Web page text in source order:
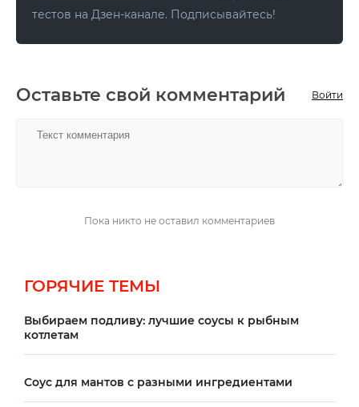
тестов на Дзен-канале. Подписывайтесь!
Оставьте свой комментарий Войти
Пока никто не оставил комментариев
ГОРЯЧИЕ ТЕМЫ
Выбираем подливу: лучшие соусы к рыбным
котлетам
Соус для мантов с разными ингредиентами